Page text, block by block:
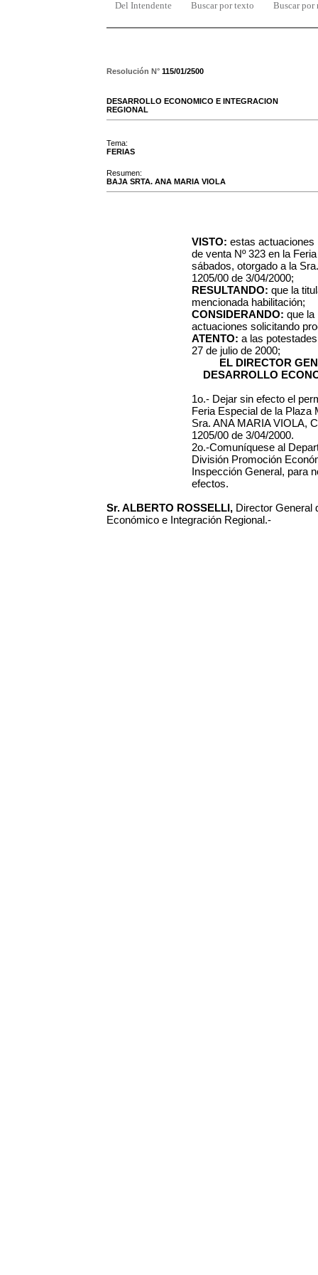
Del Intendente Buscar por texto Buscar por
Resolución N° 115/01/2500
DESARROLLO ECONOMICO E INTEGRACION
REGIONAL
Tema:
FERIAS
Resumen:
BAJA SRTA. ANA MARIA VIOLA
VISTO: estas actuaciones
de venta Nº 323 en la
sábados, otorgado a la
1205/00 de 3/04/2000;
RESULTANDO: que la
mencionada habilitación;
CONSIDERANDO: que la
actuaciones solicitando
ATENTO: a las
27 de julio de 2000;
EL DIRECTOR
DESARROLLO
1o.- Dejar sin efecto el
Feria Especial de la Plaza
Sra. ANA MARIA VIOLA,
1205/00 de 3/04/2000.
2o.-Comuníquese al
División Promoción
Inspección General, para
efectos.
Sr. ALBERTO ROSSELLI, Director General
Económico e Integración Regional.-